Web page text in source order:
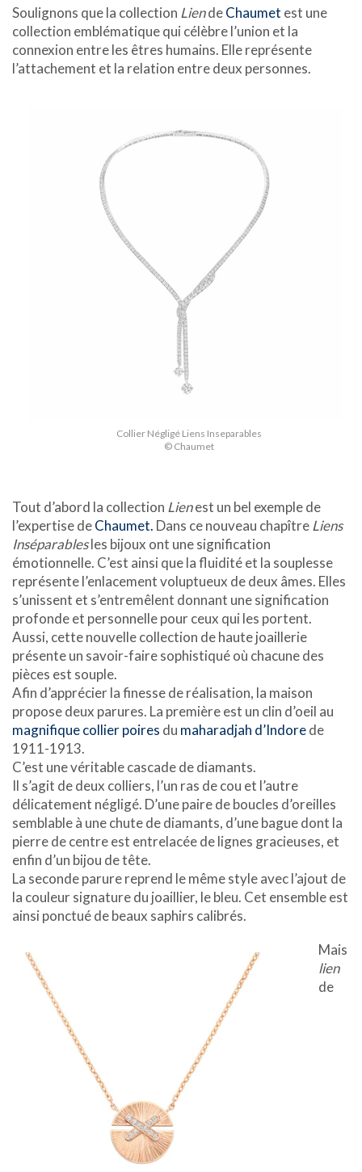
Soulignons que la collection LiendeChaumet est une
collection emblématique qui célèbre l’union et la
connexion entre les êtres humains. Elle représente
l’attachement et la relation entre deux personnes.
Collier Négligé Liens Inseparables
© Chaumet
Tout d’abord la collection Lienest un bel exemple de
l’expertise deChaumet. Dans ce nouveau chapîtreLiens
Inséparablesles bijoux ont une signification
émotionnelle. C’est ainsi que la fluidité et la souplesse
représente l’enlacement voluptueux de deux âmes. Elles
s’unissent et s’entremêlent donnant une signification
profonde et personnelle pour ceux qui les portent.
Aussi, cette nouvelle collection de haute joaillerie
présente un savoir-faire sophistiqué où chacune des
pièces est souple.
Afin d’apprécier la finesse de réalisation, la maison
propose deux parures. La première est un clin d’oeil au
magnifique collier poires du maharadjah d’Indorede
1911-1913.
C’est une véritable cascade de diamants.
Il s’agit de deux colliers, l’un ras de cou et l’autre
délicatement négligé. D’une paire de boucles d’oreilles
semblable à une chute de diamants, d’une bague dont la
pierre de centre est entrelacée de lignes gracieuses, et
enfin d’un bijou de tête.
La seconde parure reprend le même style avec l’ajout de
la couleur signature du joaillier, le bleu. Cet ensemble est
ainsi ponctué de beaux saphirs calibrés.
Mais
lien
de